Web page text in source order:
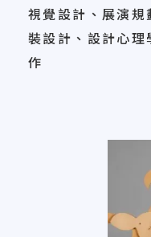
視覺設計、展演
裝設計、設計心
作